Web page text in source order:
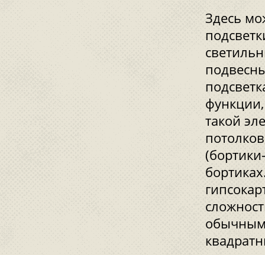
Здесь
такой